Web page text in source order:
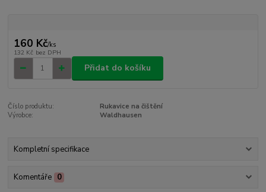
160 Kč/ks
132 Kč bez DPH
Přidat do košíku
Číslo produktu:
Rukavice na čištění
Výrobce:
Waldhausen
Kompletní specifikace
Komentáře 0